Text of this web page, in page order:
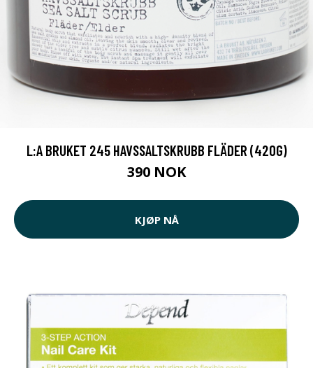
L:A BRUKET 245 HAVSSALTSKRUBB FLÄDER (420G)
390 NOK
KJØP NÅ